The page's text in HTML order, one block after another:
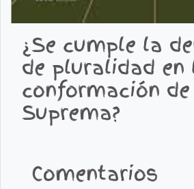
¿Se cumple la
de pluralidad en
conformación
Suprema?
Comentarios